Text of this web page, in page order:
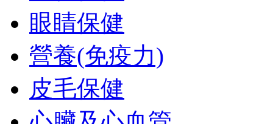
眼睛保健
營養(免疫力)
皮毛保健